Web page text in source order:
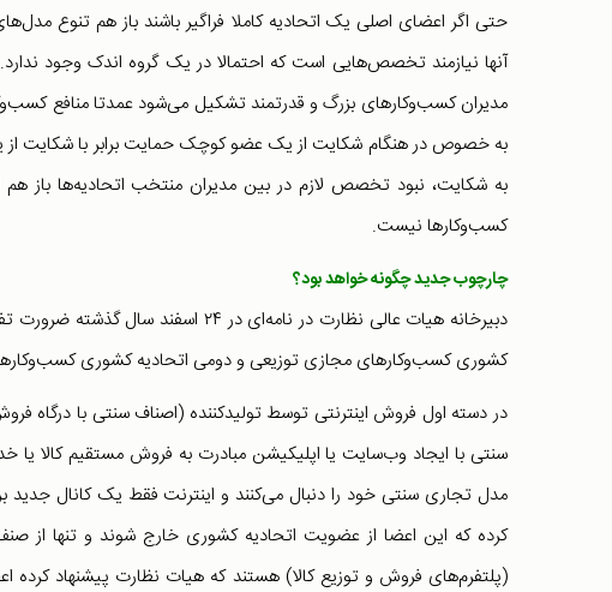
حتی اگر اعضای اصلی یک اتحادیه کاملا فراگیر باشند باز هم تنوع
آنها نیازمند تخصص‌هایی است که احتمالا در یک گروه اندک وجود
مدیران کسب‌وکارهای بزرگ و قدرتمند تشکیل می‌شود عمدتا منافع
به خصوص در هنگام شکایت از یک عضو کوچک حمایت برابر با شکایت از
به شکایت، نبود تخصص لازم در بین مدیران منتخب اتحادیه‌ها باز
کسب‌وکارها نیست.
چارچوب جدید چگونه خواهد بود؟
دبیرخانه هیات عالی نظارت در نامه‌ای
کشوری کسب‌وکارهای مجازی توزیعی و دومی اتحادیه کشوری
در دسته اول فروش اینترنتی توسط تولیدکننده (اصناف سنتی با
سنتی با ایجاد وب‌سایت یا اپلیکیشن مبادرت به فروش مستقیم کالا یا
مدل تجاری سنتی خود را دنبال می‌کنند و اینترنت فقط یک کانال جدید
کرده که این اعضا از عضویت اتحادیه کشوری خارج شوند و تنها از
(پلتفرم‌های فروش و توزیع کالا) هستند که هیات نظارت پیشنهاد